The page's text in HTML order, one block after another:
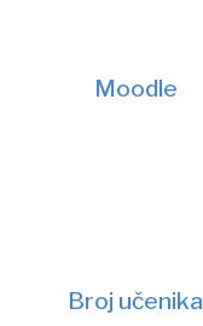
Moodle
Broj učenika